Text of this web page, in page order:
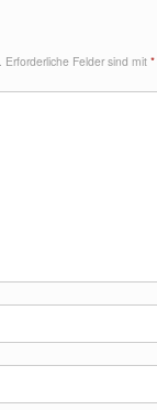
Erforderliche Felder sind mit *